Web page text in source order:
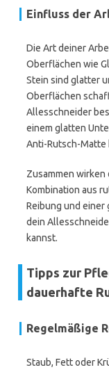
Einfluss der
Die Art deiner
Oberflächen wie
Stein sind glatter
Oberflächen
Allesschneider
einem glatten
Anti-Rutsch-Matte
Zusammen wirken
Kombination aus
Reibung und
dein
kannst.
Tipps zur
dauerhafte
Regelmäßige
Staub, Fett oder